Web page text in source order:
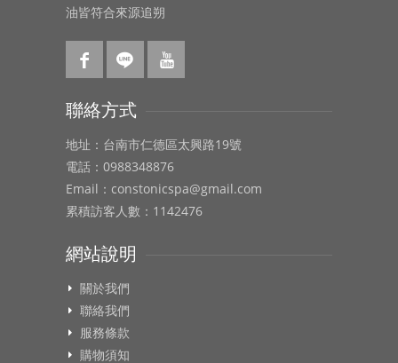
油皆符合來源追朔
聯絡方式
地址：台南市仁德區太興路19號
電話：0988348876
Email：constonicspa@gmail.com
累積訪客人數：1142476
網站說明
關於我們
聯絡我們
服務條款
購物須知